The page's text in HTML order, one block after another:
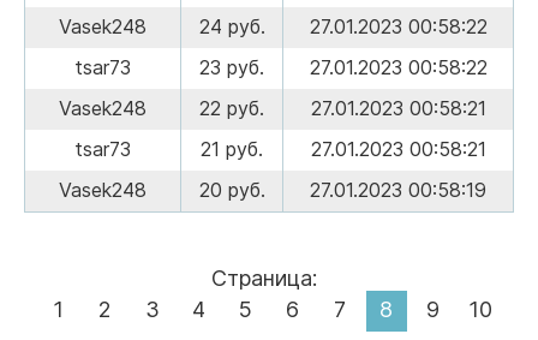
Vasek248
24 руб.
27.01.2023 00:58:22
tsar73
23 руб.
27.01.2023 00:58:22
Vasek248
22 руб.
27.01.2023 00:58:21
tsar73
21 руб.
27.01.2023 00:58:21
Vasek248
20 руб. 27.01.2023 00:58:19
Страница:
1
2 3 4 5 6 7 8 9 10